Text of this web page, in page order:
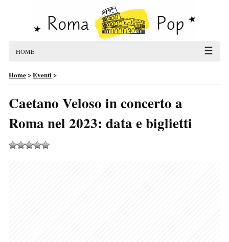
HOME ☰
Home>Eventi>
Caetano Veloso in concerto a
Roma nel 2023: data e biglietti